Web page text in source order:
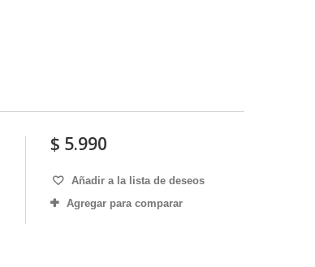
$ 5.990
Añadir a la lista de deseos
Agregar para comparar